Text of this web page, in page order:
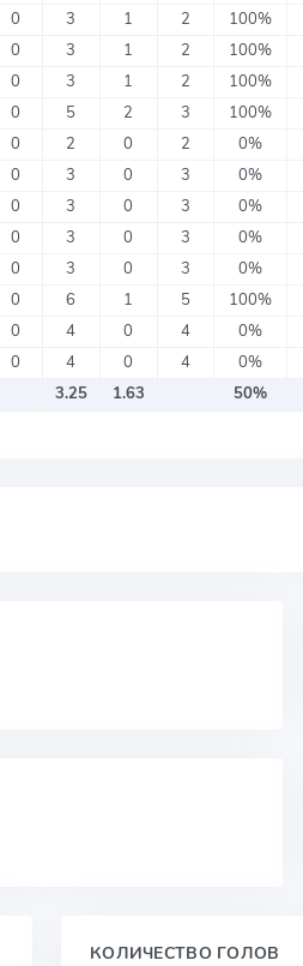
0 3 1 2 100%
0 3 1 2 100%
0 3 1 2 100%
0 5 2 3 100%
0 2 0 2 0%
0 3 0 3 0%
0 3 0 3 0%
0 3 0 3 0%
0 3 0 3 0%
0 6 1 5 100%
0 4 0 4 0%
0 4 0 4 0%
3.25 1.63 50%
КОЛИЧЕСТВО ГОЛОВ